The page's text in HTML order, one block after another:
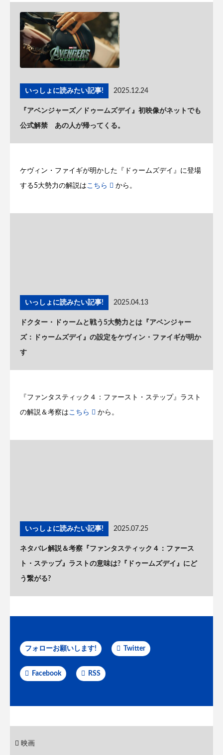
いっしょに読みたい記事! 2025.12.24
『アベンジャーズ／ドゥームズデイ』初映像がネットでも
公式解禁 あの人が帰ってくる。
ケヴィン・ファイギが明かした『ドゥームズデイ』に登場
する5大勢力の解説はこちら から。
いっしょに読みたい記事! 2025.04.13
ドクター・ドゥームと戦う5大勢力とは『アベンジャー
ズ：ドゥームズデイ』の設定をケヴィン・ファイギが明か
す
『ファンタスティック４：ファースト・ステップ』ラスト
の解説＆考察はこちら から。
いっしょに読みたい記事! 2025.07.25
ネタバレ解説＆考察『ファンタスティック４：ファース
ト・ステップ』ラストの意味は?『ドゥームズデイ』にど
う繋がる?
フォローお願いします! Twitter
Facebook RSS
映画